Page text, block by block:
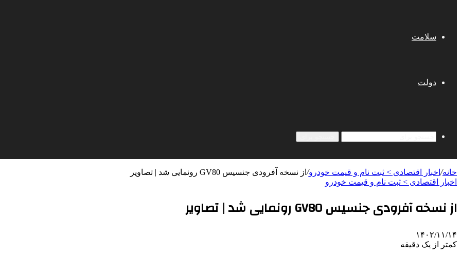
سلامت
دولت
خانه/ اخبار اقتصادی > ثبت نام و قیمت خودرو/ از نسخه آفرودی جنسیس GV80 رونمایی شد | تصاویر
اخبار اقتصادی > ثبت نام و قیمت خودرو
از نسخه آفرودی جنسیس GV80 رونمایی شد | تصاویر
۱۴۰۲/۱۱/۱۴
کمتر از یک دقیقه